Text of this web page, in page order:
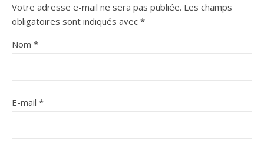
Votre adresse e-mail ne sera pas publiée. Les champs
obligatoires sont indiqués avec *
Nom *
E-mail *